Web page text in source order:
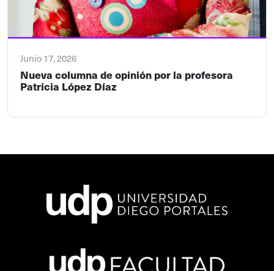
Junio 17, 2026
Nueva columna de opinión por la profesora
Patricia López Díaz